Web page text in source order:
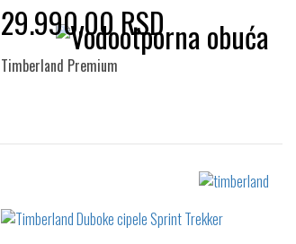
46
29.990,00 RSD
Timberland Premium